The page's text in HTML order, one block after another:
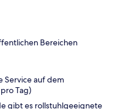
Bereichen
Service auf dem
Tag)
gibt es rollstuhlgeeignete